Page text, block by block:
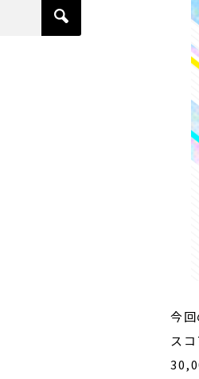
今
ス